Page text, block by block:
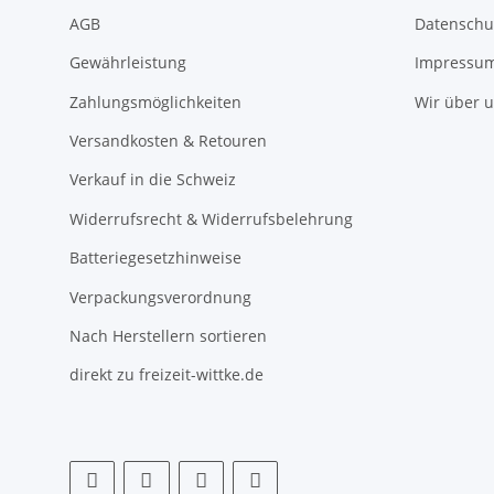
AGB
Gewährleistung
Zahlungsmöglichkeiten
Versandkosten & Retouren
Verkauf in die Schweiz
Widerrufsrecht & Widerrufsbelehrung
Batteriegesetzhinweise
Verpackungsverordnung
Nach Herstellern sortieren
direkt zu freizeit-wittke.de
Wir über